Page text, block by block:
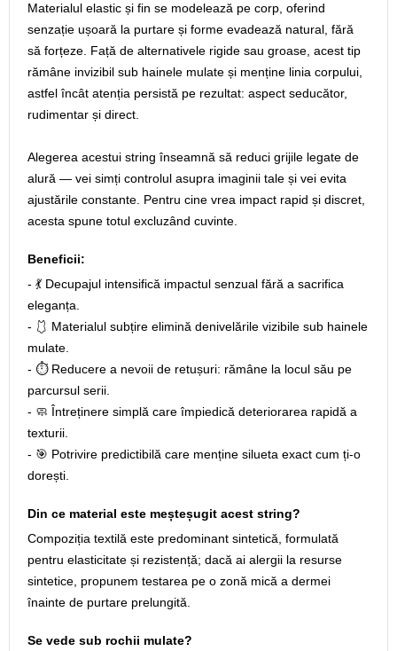
Materialul elastic și fin se modelează pe corp, oferind
senzație ușoară la purtare și forme evadează natural, fără
să forțeze. Față de alternativele rigide sau groase, acest tip
rămâne invizibil sub hainele mulate și menține linia corpului,
astfel încât atenția persistă pe rezultat: aspect seducător,
rudimentar și direct.
Alegerea acestui string înseamnă să reduci grijile legate de
alură — vei simți controlul asupra imaginii tale și vei evita
ajustările constante. Pentru cine vrea impact rapid și discret,
acesta spune totul excluzând cuvinte.
Beneficii:
- 💃 Decupajul intensifică impactul senzual fără a sacrifica
eleganța.
- 🩱 Materialul subțire elimină denivelările vizibile sub hainele
mulate.
- ⏱️ Reducere a nevoii de retușuri: rămâne la locul său pe
parcursul serii.
- 🧼 Întreținere simplă care împiedică deteriorarea rapidă a
texturii.
- 🎯 Potrivire predictibilă care menține silueta exact cum ți-o
dorești.
Din ce material este meșteșugit acest string?
Compoziția textilă este predominant sintetică, formulată
pentru elasticitate și rezistență; dacă ai alergii la resurse
sintetice, propunem testarea pe o zonă mică a dermei
înainte de purtare prelungită.
Se vede sub rochii mulate?